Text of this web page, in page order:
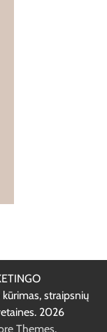
straipsnių
2026
Themes.